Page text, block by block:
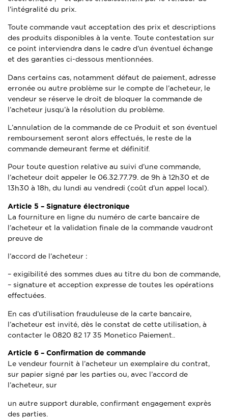
l’intégralité du prix.
Toute commande vaut acceptation des prix et descriptions
des produits disponibles à la vente. Toute contestation sur
ce point interviendra dans le cadre d’un éventuel échange
et des garanties ci-dessous mentionnées.
Dans certains cas, notamment défaut de paiement, adresse
erronée ou autre problème sur le compte de l’acheteur, le
vendeur se réserve le droit de bloquer la commande de
l’acheteur jusqu’à la résolution du problème.
L’annulation de la commande de ce Produit et son éventuel
remboursement seront alors effectués, le reste de la
commande demeurant ferme et définitif.
Pour toute question relative au suivi d’une commande,
l’acheteur doit appeler le 06.32.77.79. de 9h à 12h30 et de
13h30 à 18h, du lundi au vendredi (coût d’un appel local).
Article 5 – Signature électronique
La fourniture en ligne du numéro de carte bancaire de
l’acheteur et la validation finale de la commande vaudront
preuve de
l’accord de l’acheteur :
– exigibilité des sommes dues au titre du bon de commande,
– signature et acception expresse de toutes les opérations
effectuées.
En cas d’utilisation frauduleuse de la carte bancaire,
l’acheteur est invité, dès le constat de cette utilisation, à
contacter le 0820 82 17 35 Monetico Paiement..
Article 6 – Confirmation de commande
Le vendeur fournit à l’acheteur un exemplaire du contrat,
sur papier signé par les parties ou, avec l’accord de
l’acheteur, sur
un autre support durable, confirmant engagement exprès
des parties.